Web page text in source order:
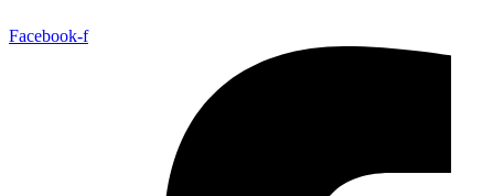
Facebook-f